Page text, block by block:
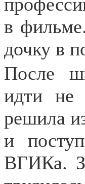
в
дочку в
После
идти не
решила
и
ВГИКа.